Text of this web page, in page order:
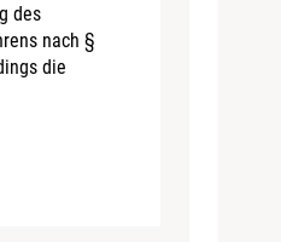
des
nach §
die